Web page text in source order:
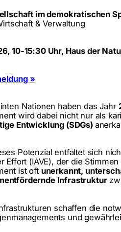
im demokratischen
& Verwaltung
10-15:30 Uhr, Haus der
»
Nationen haben das Jahr
wird dabei nicht nur als
Entwicklung (SDGs)
Potenzial entfaltet sich
Effort (IAVE), der die
ist oft unerkannt,
Infrastruktur
schaffen die
und